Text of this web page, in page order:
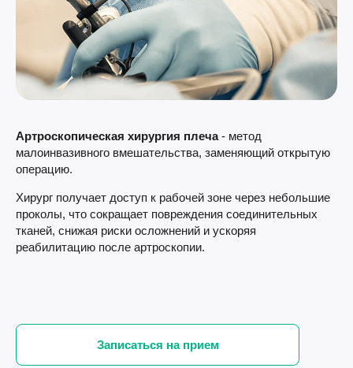
Артроскопическая хирургия плеча- метод
малоинвазивного вмешательства, заменяющий открытую
операцию.
Хирург получает доступ к рабочей зоне через небольшие
проколы, что сокращает повреждения соединительных
тканей, снижая риски осложнений и ускоряя
реабилитацию после артроскопии.
Записаться на прием